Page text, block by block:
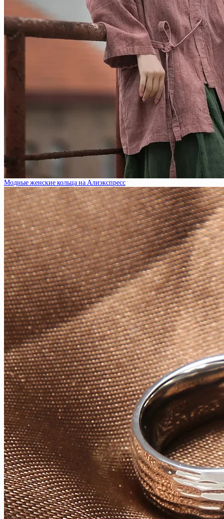
Модные женские кольца на Алиэкспресс